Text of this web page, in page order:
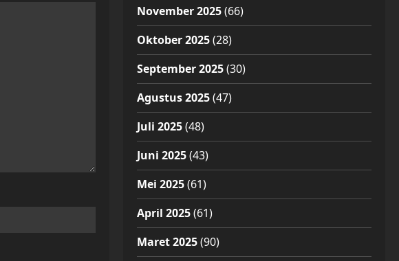
November 2025(66)
Oktober 2025(28)
September 2025(30)
Agustus 2025(47)
Juli 2025(48)
Juni 2025(43)
Mei 2025(61)
April 2025(61)
Maret 2025(90)